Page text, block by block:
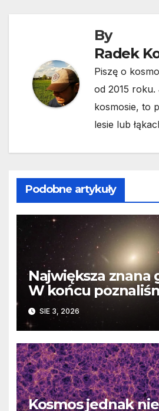
By
Radek
Piszę o
od 2015 roku.
kosmosie, to
lesie lub
Podobne artykuły
Największa znana
W końcu
faktyczne wymiary
SIE 3, 2026
Kosmos jednak